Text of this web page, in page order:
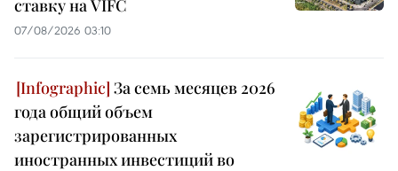
ставку на VIFC
07/08/2026 03:10
За семь месяцев 2026
года общий объем
зарегистрированных
иностранных инвестиций во